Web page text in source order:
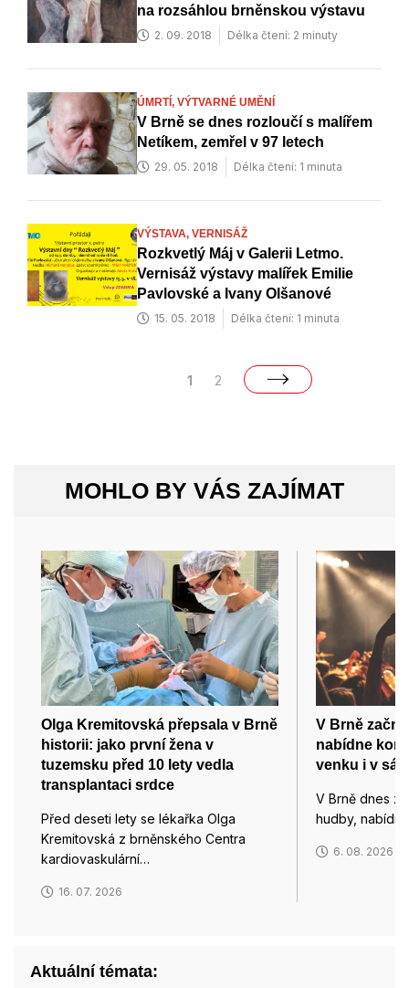
na rozsáhlou brněnskou výstavu
2. 09. 2018 Délka čtení: 2 minuty
ÚMRTÍ, VÝTVARNÉ UMĚNÍ
V Brně se dnes rozloučí s malířem
Netíkem, zemřel v 97 letech
29. 05. 2018 Délka čtení: 1 minuta
VÝSTAVA, VERNISÁŽ
Rozkvetlý Máj v Galerii Letmo.
Vernisáž výstavy malířek Emilie
Pavlovské a Ivany Olšanové
15. 05. 2018 Délka čtení: 1 minuta
1 2
MOHLO BY VÁS ZAJÍMAT
Olga Kremitovská přepsala v Brně
historii: jako první žena v
tuzemsku před 10 lety vedla
transplantaci srdce
Před deseti lety se lékařka Olga
Kremitovská z brněnského Centra
kardiovaskulární…
16. 07. 2026
V Brně
nabídne
venku i v
V Brně dnes
hudby,
6. 08. 2026
Aktuální témata: